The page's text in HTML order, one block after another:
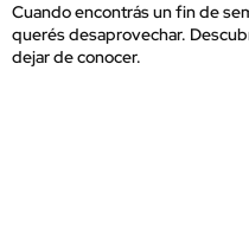
Cuando encontrás un fin de
querés desaprovechar.
dejar de conocer.